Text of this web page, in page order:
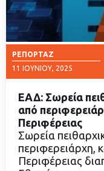
ΡΕΠΟΡΤΆΖ
11 ΙΟΥΝΊΟΥ, 2025
ΕΑΔ: Σωρεία
από
Περιφέρειας
Σωρεία
περιφερειάρχη,
Περιφέρειας